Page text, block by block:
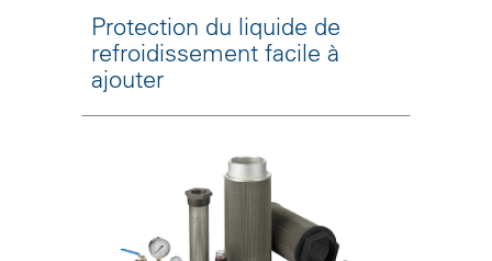
Protection du liquide de
refroidissement facile à
ajouter